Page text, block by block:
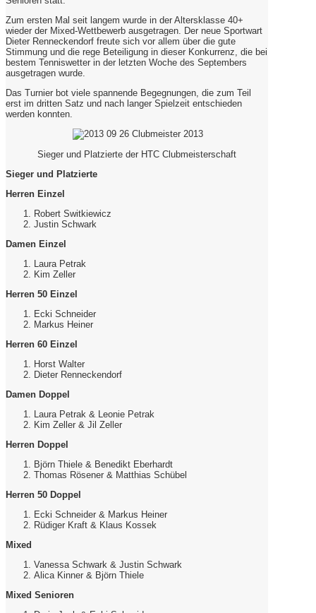
Zum ersten Mal seit langem wurde in der Altersklasse 40+
wieder der Mixed-Wettbewerb ausgetragen. Der neue Sportwart
Dieter Renneckendorf freute sich vor allem über die gute
Stimmung und die rege Beteiligung in dieser Konkurrenz, die bei
bestem Tenniswetter in der letzten Woche des Septembers
ausgetragen wurde.
Das Turnier bot viele spannende Begegnungen, die zum Teil
erst im dritten Satz und nach langer Spielzeit entschieden
werden konnten.
Sieger und Platzierte der HTC Clubmeisterschaft
Sieger und Platzierte
Herren Einzel
Robert Switkiewicz
Justin Schwark
Damen Einzel
Laura Petrak
Kim Zeller
Herren 50 Einzel
Ecki Schneider
Markus Heiner
Herren 60 Einzel
Horst Walter
Dieter Renneckendorf
Damen Doppel
Laura Petrak & Leonie Petrak
Kim Zeller & Jil Zeller
Herren Doppel
Björn Thiele & Benedikt Eberhardt
Thomas Rösener & Matthias Schübel
Herren 50 Doppel
Ecki Schneider & Markus Heiner
Rüdiger Kraft & Klaus Kossek
Mixed
Vanessa Schwark & Justin Schwark
Alica Kinner & Björn Thiele
Mixed Senioren